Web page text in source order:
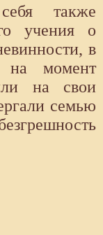
также
учения о
в
на момент
на свои
семью